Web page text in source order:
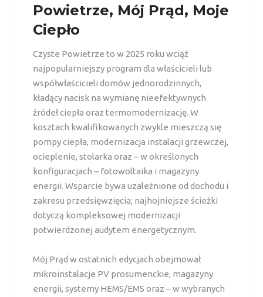
Powietrze, Mój Prąd, Moje
Ciepło
Czyste Powietrze to w 2025 roku wciąż
najpopularniejszy program dla właścicieli lub
współwłaścicieli domów jednorodzinnych,
kładący nacisk na wymianę nieefektywnych
źródeł ciepła oraz termomodernizację. W
kosztach kwalifikowanych zwykle mieszczą się
pompy ciepła, modernizacja instalacji grzewczej,
ocieplenie, stolarka oraz – w określonych
konfiguracjach – fotowoltaika i magazyny
energii. Wsparcie bywa uzależnione od dochodu i
zakresu przedsięwzięcia; najhojniejsze ścieżki
dotyczą kompleksowej modernizacji
potwierdzonej audytem energetycznym.
Mój Prąd w ostatnich edycjach obejmował
mikroinstalacje PV prosumenckie, magazyny
energii, systemy HEMS/EMS oraz – w wybranych